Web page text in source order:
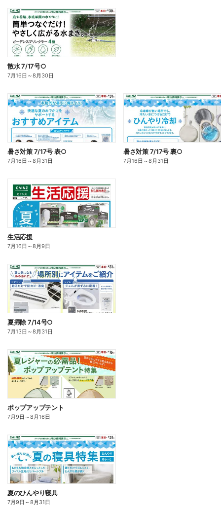
散水 7/17号○
7月16日 ～8月30日
暑さ対策 7/17号 表○
7月16日 ～8月31日
暑さ対策 7/17号 裏○
7月16日 ～8月31日
生活応援
7月16日 ～8月9日
夏掃除 7/14号○
7月13日 ～8月31日
ポップアップテント
7月9日 ～8月16日
夏のひんやり寝具
7月9日 ～8月31日